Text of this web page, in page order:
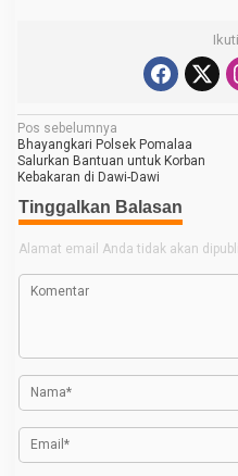
N
a
v
i
g
a
p
o
s
Pos sebelumnya
Bhayangkari Polsek Pomalaa
Salurkan Bantuan untuk Korban
Kebakaran di Dawi-Dawi
Tinggalkan Balasan
Alamat email Anda tidak akan